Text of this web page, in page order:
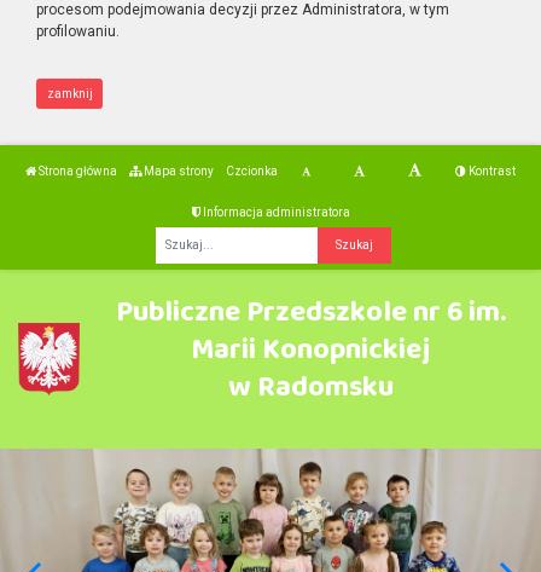
procesom podejmowania decyzji przez Administratora, w tym
profilowaniu.
zamknij
Strona główna Mapa strony Czcionka Kontrast
Informacja administratora
Publiczne Przedszkole nr 6 im.
Marii Konopnickiej
w Radomsku